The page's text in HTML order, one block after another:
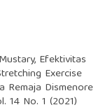
Efektivitas
Exercise
Remaja Dismenore
14 No. 1 (2021)